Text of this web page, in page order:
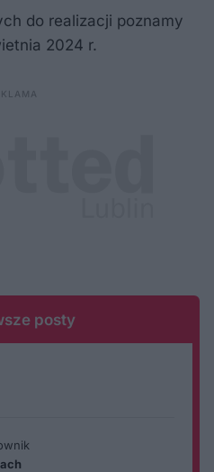
do realizacji poznamy
2024 r.
posty